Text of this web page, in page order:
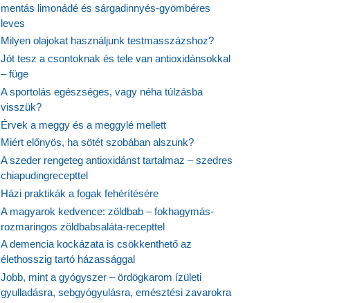
mentás limonádé és sárgadinnyés-gyömbéres
leves
Milyen olajokat használjunk testmasszázshoz?
Jót tesz a csontoknak és tele van antioxidánsokkal
– füge
A sportolás egészséges, vagy néha túlzásba
visszük?
Érvek a meggy és a meggylé mellett
Miért előnyös, ha sötét szobában alszunk?
A szeder rengeteg antioxidánst tartalmaz – szedres
chiapudingrecepttel
Házi praktikák a fogak fehérítésére
A magyarok kedvence: zöldbab – fokhagymás-
rozmaringos zöldbabsaláta-recepttel
A demencia kockázata is csökkenthető az
élethosszig tartó házassággal
Jobb, mint a gyógyszer – ördögkarom ízületi
gyulladásra, sebgyógyulásra, emésztési zavarokra